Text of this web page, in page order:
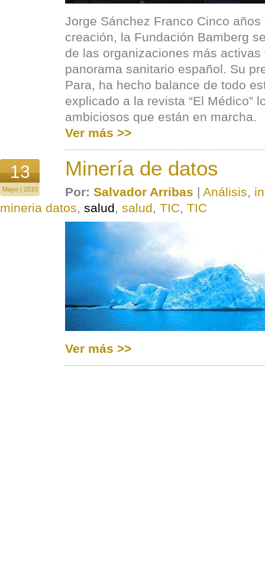
Jorge Sánchez Franco Cinco
creación, la Fundación Bamberg
de las organizaciones más
panorama sanitario español. Su
Para, ha hecho balance de todo
explicado a la revista “El Médico”
ambiciosos que están en marcha.
Ver más >>
13
Mayo | 2010
Minería de datos
Por: Salvador Arribas | Análisis,
mineria datos, salud, salud, TIC, TIC
Ver más >>